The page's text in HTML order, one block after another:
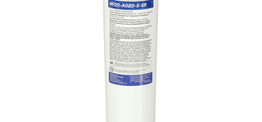
and easy cartridge change-outs without the need
for a filter wrench. Includes scale inhibition
technology for equipment protection against
limescale formation.* *Higher hardness areas may
require further filtration for full protection in hot